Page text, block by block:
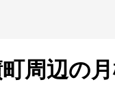
周辺の